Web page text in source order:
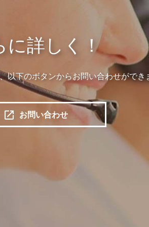
に詳しく！
以下のボタンからお問い合わせができ
お問い合わせ